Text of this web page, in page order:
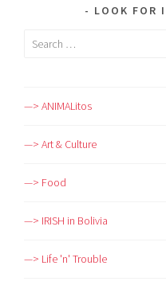
LOOK FOR
Search
—> ANIMALitos
—> Art & Culture
—> Food
—> IRISH in Bolivia
—> Life 'n' Trouble